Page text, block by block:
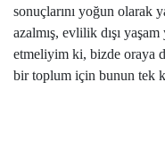
sonuçlarını yoğun olarak
azalmış, evlilik dışı
etmeliyim ki, bizde oraya
bir toplum için bunun tek